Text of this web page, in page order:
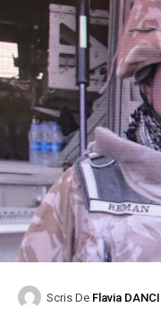
Scris De Flavia